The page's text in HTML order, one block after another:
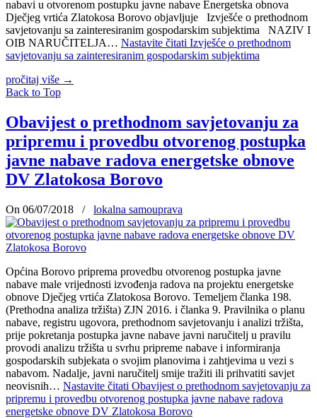
nabavi u otvorenom postupku javne nabave Energetska obnova
Dječjeg vrtića Zlatokosa Borovo objavljuje Izvješće o prethodnom
savjetovanju sa zainteresiranim gospodarskim subjektima NAZIV I
OIB NARUČITELJA… Nastavite čitati Izvješće o prethodnom
savjetovanju sa zainteresiranim gospodarskim subjektima
pročitaj više →
Back to Top
Obavijest o prethodnom savjetovanju za
pripremu i provedbu otvorenog postupka
javne nabave radova energetske obnove
DV Zlatokosa Borovo
On 06/07/2018 / lokalna samouprava
Općina Borovo priprema provedbu otvorenog postupka javne
nabave male vrijednosti izvođenja radova na projektu energetske
obnove Dječjeg vrtića Zlatokosa Borovo. Temeljem članka 198.
(Prethodna analiza tržišta) ZJN 2016. i članka 9. Pravilnika o planu
nabave, registru ugovora, prethodnom savjetovanju i analizi tržišta,
prije pokretanja postupka javne nabave javni naručitelj u pravilu
provodi analizu tržišta u svrhu pripreme nabave i informiranja
gospodarskih subjekata o svojim planovima i zahtjevima u vezi s
nabavom. Nadalje, javni naručitelj smije tražiti ili prihvatiti savjet
neovisnih… Nastavite čitati Obavijest o prethodnom savjetovanju za
pripremu i provedbu otvorenog postupka javne nabave radova
energetske obnove DV Zlatokosa Borovo